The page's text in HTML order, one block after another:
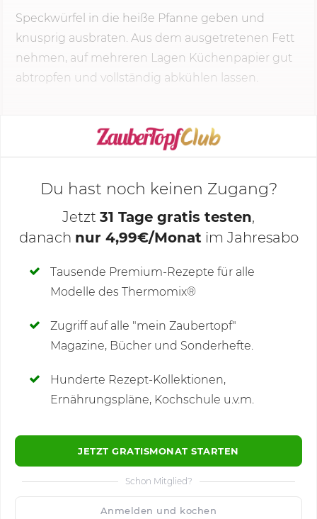
Speckwürfel in die heiße Pfanne geben und
knusprig ausbraten. Aus dem ausgetretenen Fett
nehmen, auf mehreren Lagen Küchenpapier gut
abtropfen und vollständig abkühlen lassen.
KOCHMODUS STARTEN
Deine Notizen
Du hast noch keinen Zugang?
Jetzt 31 Tage gratis testen,
danach nur 4,99€/Monat im Jahresabo
Tausende Premium-Rezepte für alle
Modelle des Thermomix®
Zugriff auf alle "mein Zaubertopf"
Magazine, Bücher und Sonderhefte.
Hunderte Rezept-Kollektionen,
Ernährungspläne, Kochschule u.v.m.
JETZT GRATISMONAT STARTEN
Schon Mitglied?
Anmelden und kochen
Kommentare
🙂 Speichern